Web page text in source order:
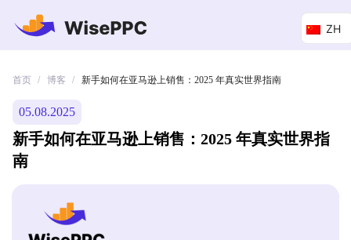
ZH
首页 / 博客 / 新手如何在亚马逊上销售：2025 年真实世界指南
05.08.2025
新手如何在亚马逊上销售：2025 年真实世界指
南